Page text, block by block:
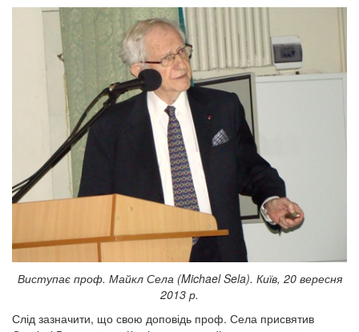
Виступає проф. Майкл Села (Michael Sela). Київ, 20 вересня
2013 р.
Слід зазначити, що свою доповідь проф. Села присвятив